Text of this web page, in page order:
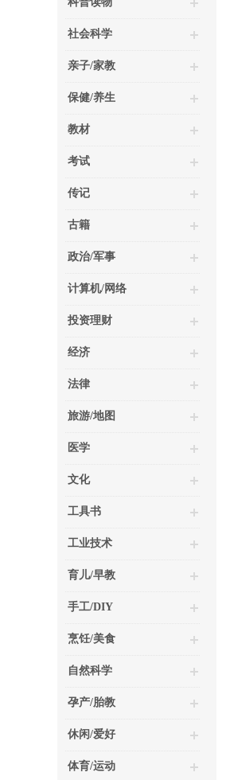
社会科学
亲子/家教
保健/养生
教材
考试
传记
古籍
政治/军事
计算机/网络
投资理财
经济
法律
旅游/地图
医学
文化
工具书
工业技术
育儿/早教
手工/DIY
烹饪/美食
自然科学
孕产/胎教
休闲/爱好
体育/运动